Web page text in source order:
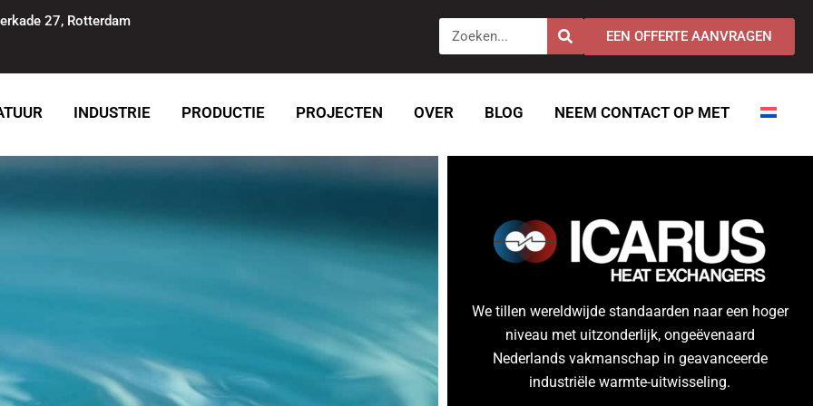
27, Rotterdam Zoeken EEN OFFERTE AANVRAGEN
INDUSTRIE PRODUCTIE PROJECTEN OVER BLOG NEEM CONTACT OP MET
We tillen wereldwijde standaarden naar een hoger
niveau met uitzonderlijk, ongeëvenaard
Nederlands vakmanschap in geavanceerde
industriële warmte-uitwisseling.